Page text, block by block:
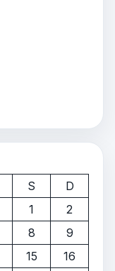
S
D
1
2
8
9
15
16